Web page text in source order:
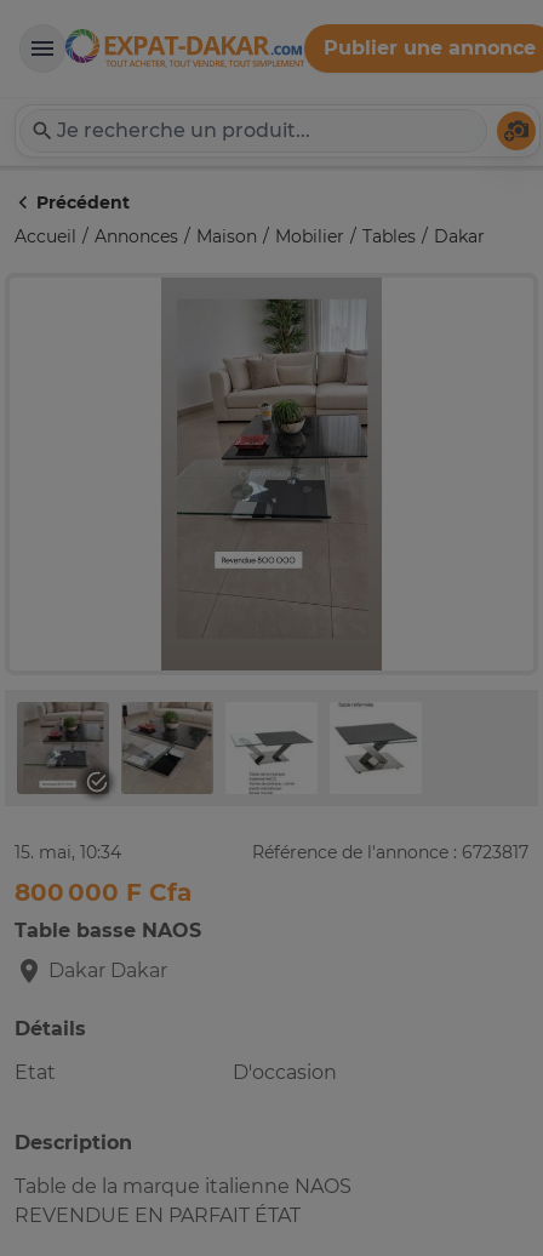
Expat-Dakar
Publier une annonce
Précédent
Accueil
Annonces Maison Mobilier Tables Dakar
15. mai, 10:34 Référence de l'annonce : 6723817
800 000 F Cfa
Table basse NAOS
Dakar Dakar
Détails
Etat
D'occasion
Description
Table de la marque italienne NAOS
REVENDUE EN PARFAIT ÉTAT